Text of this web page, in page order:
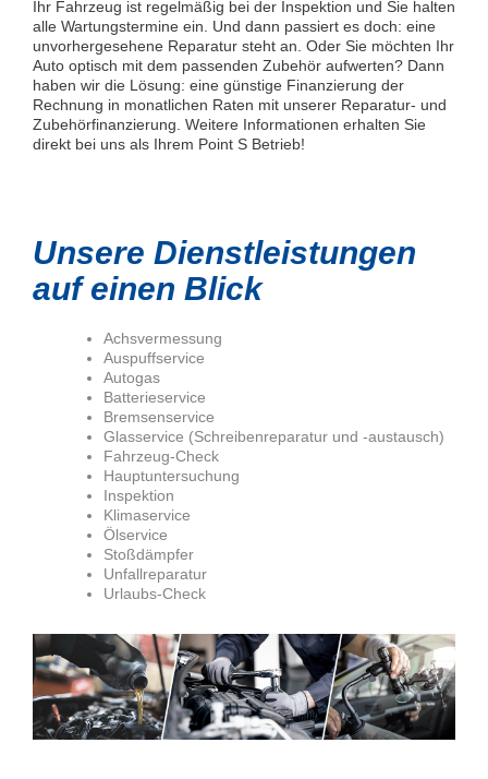
Ihr Fahrzeug ist regelmäßig bei der Inspektion und Sie halten
alle Wartungstermine ein. Und dann passiert es doch: eine
unvorhergesehene Reparatur steht an. Oder Sie möchten Ihr
Auto optisch mit dem passenden Zubehör aufwerten? Dann
haben wir die Lösung: eine günstige Finanzierung der
Rechnung in monatlichen Raten mit unserer Reparatur- und
Zubehörfinanzierung. Weitere Informationen erhalten Sie
direkt bei uns als Ihrem Point S Betrieb!
Unsere Dienstleistungen
auf einen Blick
Achsvermessung
Auspuffservice
Autogas
Batterieservice
Bremsenservice
Glasservice (Schreibenreparatur und -austausch)
Fahrzeug-Check
Hauptuntersuchung
Inspektion
Klimaservice
Ölservice
Stoßdämpfer
Unfallreparatur
Urlaubs-Check